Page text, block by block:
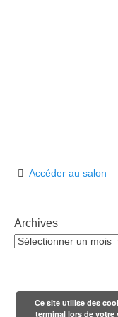
Accéder au salon
Archives
Archives
Ce site utilise des
terminal lors de votre